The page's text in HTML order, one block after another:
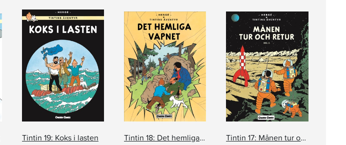
Tintin 19: Koks i lasten Tintin 18: Det hemliga vapnet Tintin 17: Månen tur och retur, del 2